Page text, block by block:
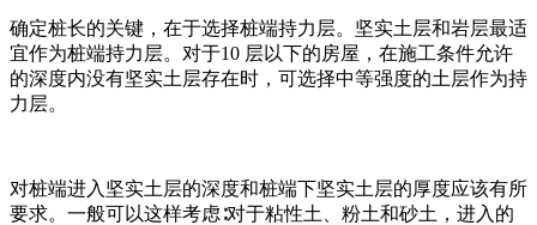
确定桩长的关键，在于选择桩端持力层。坚实土层和岩层最适
宜作为桩端持力层。对于10 层以下的房屋，在施工条件允许
的深度内没有坚实土层存在时，可选择中等强度的土层作为持
力层。
对桩端进入坚实土层的深度和桩端下坚实土层的厚度应该有所
要求。一般可以这样考虑∶对于粘性土、粉土和砂土，进入的